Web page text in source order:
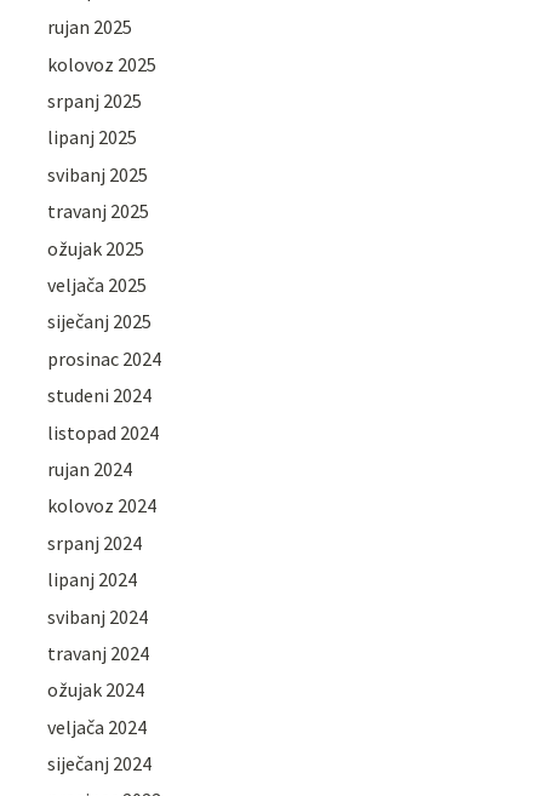
rujan 2025
kolovoz 2025
srpanj 2025
lipanj 2025
svibanj 2025
travanj 2025
ožujak 2025
veljača 2025
siječanj 2025
prosinac 2024
studeni 2024
listopad 2024
rujan 2024
kolovoz 2024
srpanj 2024
lipanj 2024
svibanj 2024
travanj 2024
ožujak 2024
veljača 2024
siječanj 2024